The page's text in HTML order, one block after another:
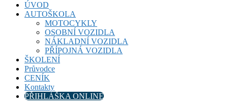
ÚVOD
AUTOŠKOLA
MOTOCYKLY
OSOBNÍ VOZIDLA
NÁKLADNÍ VOZIDLA
PŘÍPOJNÁ VOZIDLA
ŠKOLENÍ
Průvodce
CENÍK
Kontakty
PŘIHLÁŠKA ONLINE